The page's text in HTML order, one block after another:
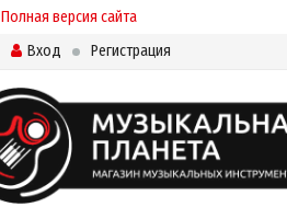
Полная версия сайта
Вход
Регистрация